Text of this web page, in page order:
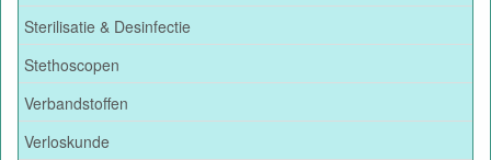
Sterilisatie & Desinfectie
Stethoscopen
Verbandstoffen
Verloskunde